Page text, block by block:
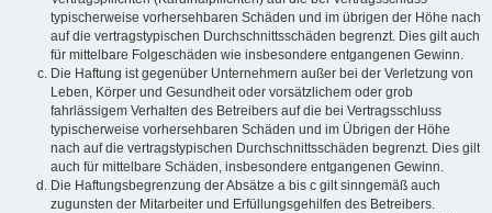
typischerweise vorhersehbaren Schäden und im übrigen der Höhe nach
auf die vertragstypischen Durchschnittsschäden begrenzt. Dies gilt auch
für mittelbare Folgeschäden wie insbesondere entgangenen Gewinn.
Die Haftung ist gegenüber Unternehmern außer bei der Verletzung von
Leben, Körper und Gesundheit oder vorsätzlichem oder grob
fahrlässigem Verhalten des Betreibers auf die bei Vertragsschluss
typischerweise vorhersehbaren Schäden und im Übrigen der Höhe
nach auf die vertragstypischen Durchschnittsschäden begrenzt. Dies gilt
auch für mittelbare Schäden, insbesondere entgangenen Gewinn.
Die Haftungsbegrenzung der Absätze a bis c gilt sinngemäß auch
zugunsten der Mitarbeiter und Erfüllungsgehilfen des Betreibers.